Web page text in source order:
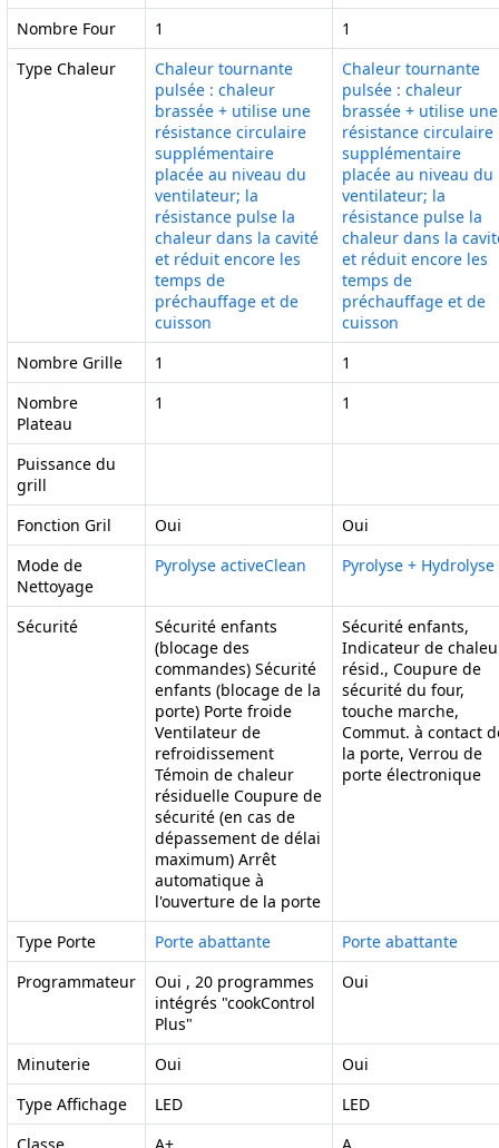
Nombre Four
1
1
Type Chaleur
Chaleur tournante
pulsée : chaleur
brassée + utilise une
résistance circulaire
supplémentaire
placée au niveau du
ventilateur; la
résistance pulse la
chaleur dans la cavité
et réduit encore les
temps de
préchauffage et de
cuisson
Chaleur tournante
pulsée : chaleur
brassée + utilise une
résistance circulaire
supplémentaire
placée au niveau du
ventilateur; la
résistance pulse la
chaleur dans la
et réduit encore les
temps de
préchauffage et de
cuisson
Nombre Grille
1
1
Nombre
Plateau
1 1
Puissance du
grill
Fonction Gril
Oui
Oui
Mode de
Nettoyage
Pyrolyse activeClean Pyrolyse + Hydrolyse
Sécurité
Sécurité enfants
(blocage des
commandes) Sécurité
enfants (blocage de la
porte) Porte froide
Ventilateur de
refroidissement
Témoin de chaleur
résiduelle Coupure de
sécurité (en cas de
dépassement de délai
maximum) Arrêt
automatique à
l'ouverture de la porte
Sécurité enfants,
Indicateur de
résid., Coupure de
sécurité du four,
touche marche,
Commut. à contact
la porte, Verrou de
porte électronique
Type Porte Porte abattante
Porte abattante
Programmateur
Oui , 20 programmes
intégrés "cookControl
Plus"
Oui
Minuterie Oui
Oui
Type Affichage
LED
LED